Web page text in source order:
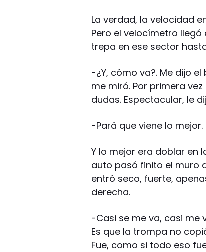
La verdad, la velocidad
Pero el velocímetro llegó
trepa en ese sector
-¿Y, cómo va?. Me dijo
me miró. Por primera
dudas. Espectacular, le
-Pará que viene lo mejor.
Y lo mejor era doblar en
auto pasó finito el muro
entró seco, fuerte,
derecha.
-Casi se me va, casi me
Es que la trompa no
Fue, como si todo eso